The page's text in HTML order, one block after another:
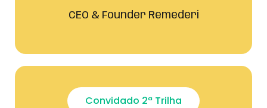
CEO & Founder Remederi
Convidado 2ª Trilha